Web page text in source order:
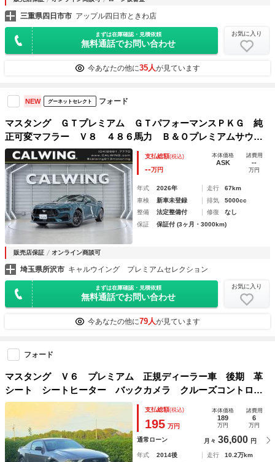
三重県四日市市 アップル四日市ときわ店
まずは在庫確認・見積依頼
無料通話でお問い合わせ
お気に入り
今あなたの他に35人が見ています
NEW グーネットセレクト フォード
マスタング ＧＴプレミアム ＧＴパフォーマンスＰＫＧ 純
正可変マフラー Ｖ８ ４８６馬力 Ｂ＆Ｏプレミアムサウン
ド Ｆｏｒｄ Ｃｏ－Ｐｉｌｏｔ３６０ Ａｓｓｉｓｔ＋ １
０速ＡＴ ドリフトブレーキ ローンチコントロール
支払総額(税込)
--万円
本体価格
ASK
諸費用
--
万円
年式 2026年 走行
67km
車検
新車未登録 排気
5000cc
整備
法定整備付 修復
なし
保証
保証付 (3ヶ月・3000km)
販売店保証 オンライン商談可
埼玉県所沢市 キャルウイング プレミアムセレクション
まずは在庫確認・見積依頼
無料通話でお問い合わせ
お気に入り
今あなたの他に79人が見ています
フォード
マスタング Ｖ６ プレミアム 正規ディーラー車 後期 革
シート シートヒーター バックカメラ クルーズコントロー
ル ＢＬＵＥＴＯＯＴＨオーディオ アンビエントライト Ｅ
ＮＫＥＩアルミホイール ＥＴＣ 取説 記録簿 保証書
支払総額(税込)
195 万円
本体価格
189
万円
諸費用
6
万円
通常ローン 月々 36,600 円
年式 2014後 走行
10.2万km